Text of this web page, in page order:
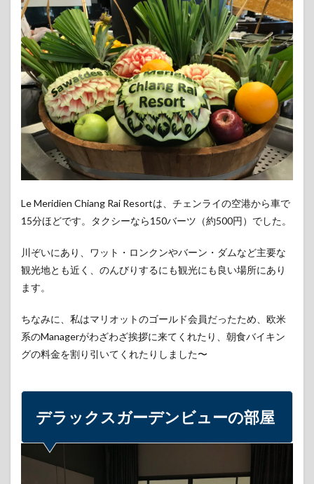
ック
イン
させ
ても
らえ
た
3.2
開放
的で
素晴
らし
いお
とバ
ニー
4
4.1
ラ
ン、
カフ
ェ、
4.2
イ料
充実
の朝
食ビ
Le Meridien Chiang Rai Resortは、チェンライの空港から車で
15分ほどです。タクシーなら150バーツ（約500円）でした。
川ぞいにあり、ワット・ロンクンやバーン・ダムなど主要な
観光地とも近く、のんびりするにも観光にも良い場所にあり
ます。
ちなみに、私はマリオットのゴールド会員だったため、欧米
系のManagerがわざわざ挨拶に来てくれたり、朝食バイキン
グの料金を割り引いてくれたりしました〜
デラックスガーデンビューの部屋